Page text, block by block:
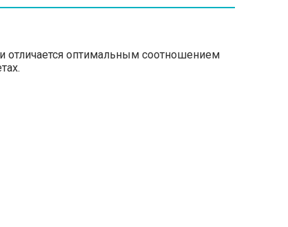
отличается оптимальным соотношением